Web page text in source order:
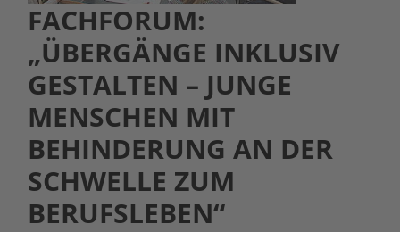
FACHFORUM:
„ÜBERGÄNGE INKLUSIV
GESTALTEN – JUNGE
MENSCHEN MIT
BEHINDERUNG AN DER
SCHWELLE ZUM
BERUFSLEBEN“